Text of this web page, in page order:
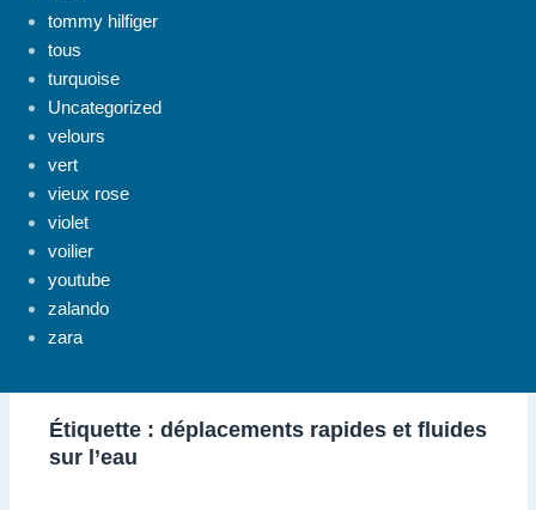
tommy hilfiger
tous
turquoise
Uncategorized
velours
vert
vieux rose
violet
voilier
youtube
zalando
zara
Étiquette : déplacements rapides et fluides
sur l’eau